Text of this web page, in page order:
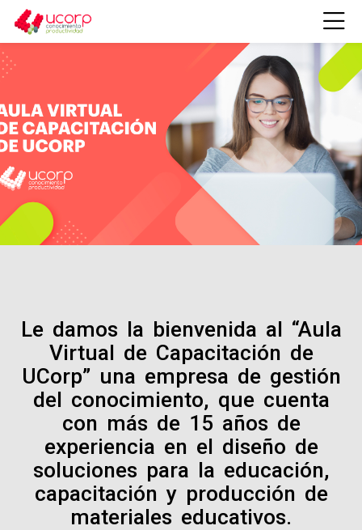
Skip to navigation
Skip to login form
Salta al contenido principal
Skip to footer
Plataforma Ucorp
Le damos la bienvenida al “Aula
Virtual de Capacitación de
UCorp” una empresa de gestión
del conocimiento, que cuenta
con más de 15 años de
experiencia en el diseño de
soluciones para la educación,
capacitación y producción de
materiales educativos.